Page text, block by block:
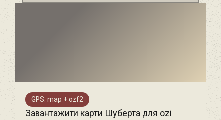
GPS: map + ozf2
Завантажити карти Шуберта для ozi